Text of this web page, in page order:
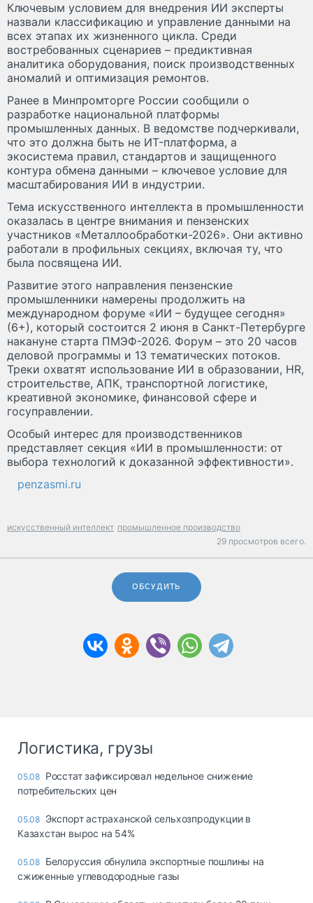
Ключевым условием для внедрения ИИ эксперты
назвали классификацию и управление данными на
всех этапах их жизненного цикла. Среди
востребованных сценариев – предиктивная
аналитика оборудования, поиск производственных
аномалий и оптимизация ремонтов.
Ранее в Минпромторге России сообщили о
разработке национальной платформы
промышленных данных. В ведомстве подчеркивали,
что это должна быть не ИT-платформа, а
экосистема правил, стандартов и защищенного
контура обмена данными – ключевое условие для
масштабирования ИИ в индустрии.
Тема искусственного интеллекта в промышленности
оказалась в центре внимания и пензенских
участников «Металлообработки-2026». Они активно
работали в профильных секциях, включая ту, что
была посвящена ИИ.
Развитие этого направления пензенские
промышленники намерены продолжить на
международном форуме «ИИ – будущее сегодня»
(6+), который состоится 2 июня в Санкт-Петербурге
накануне старта ПМЭФ-2026. Форум – это 20 часов
деловой программы и 13 тематических потоков.
Треки охватят использование ИИ в образовании, HR,
строительстве, АПК, транспортной логистике,
креативной экономике, финансовой сфере и
госуправлении.
Особый интерес для производственников
представляет секция «ИИ в промышленности: от
выбора технологий к доказанной эффективности».
penzasmi.ru
искусственный интеллект промышленное производство
29 просмотров всего.
ОБСУДИТЬ
Логистика, грузы
05.08 Росстат зафиксировал недельное снижение
потребительских цен
05.08 Экспорт астраханской сельхозпродукции в
Казахстан вырос на 54%
05.08 Белоруссия обнулила экспортные пошлины на
сжиженные углеводородные газы